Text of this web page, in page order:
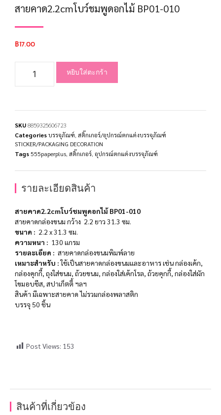
สายคาด2.2cmโบว์ชมพูดอกไม้ BP01-010
฿17.00
หยิบใส่ตะกร้า
SKU8859325606723
Categoriesบรรจุภัณฑ์ สติ๊กเกอร์/อุปกรณ์ตกแต่งบรรจุภัณฑ์
STICKER/PACKAGING DECORATION
Tags555paperplus สติ๊กเกอร์ อุปกรณ์ตกแต่งบรรจุภัณฑ์
รายละเอียดสินค้า
สายคาด2.2cmโบว์ชมพูดอกไม้ BP01-010
สายคาดกล่องขนม กว้าง 2.2 ยาว 31.3 ซม.
ขนาด : 2.2 x 31.3 ซม
ความหนา : 130 แกรม
รายละเอียด : สายคาดกล่องขนมพิมพ์ลาย
เหมาะสำหรับ :ใช้เป็นสายคาดกล่องขนมและอาหาร เช่น กล่องเค้ก,
กล่องคุกกี้, ถุงใส่ขนม, ถ้วยขนม, กล่องใส่เค้กโรล, ถ้วยคุกกี้, กล่องใส่ผัก
โขมอบชีส, สปาเก็ตตี้ ฯลฯ
สินค้า มีเฉพาะสายคาด ไม่รวมกล่องพลาสติก
บรรจุ 50 ชิ้น
Post Views: 153
สินค้าที่เกี่ยวข้อง